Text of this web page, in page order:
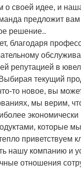
о своей идее, и
предложит вам
решение..
благодаря
репутацией в
текущий
то новое, вы
мы верим,
экономически
которые мы
приветствуем
нашу компанию и
отношения